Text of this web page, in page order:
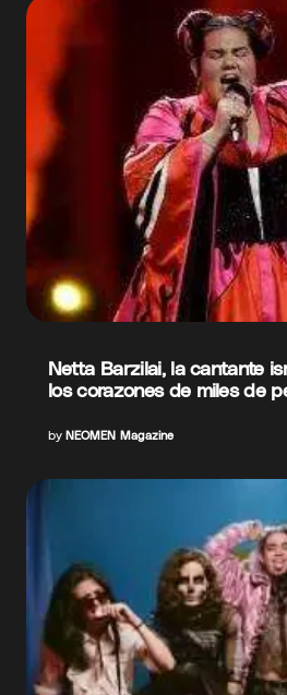
Netta Barzilai, la cantante
los corazones de miles de
by NEOMEN Magazine